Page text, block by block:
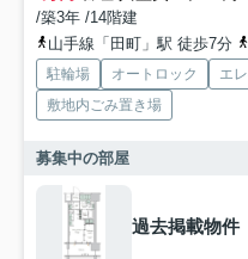
/築3年 /14階建
山手線「田町」駅 徒歩7分
駐輪場 オートロック エ
敷地内ごみ置き場
募集中の部屋
過去掲載物件